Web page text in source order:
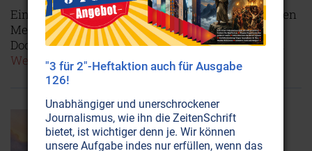
Ein neues medizinisches Gerät hilft gehbehinderten
Menschen, wieder auf eigenen Füssen zu stehen.
Doch die etablierte Medizin tut sich damit schwer.
Weiterlesen...
"3 für 2"-Heftaktion auch für Ausgabe
126!
Unabhängiger und unerschrockener
Journalismus, wie ihn die ZeitenSchrift
bietet, ist wichtiger denn je. Wir können
unsere Aufgabe indes nur erfüllen, wenn das